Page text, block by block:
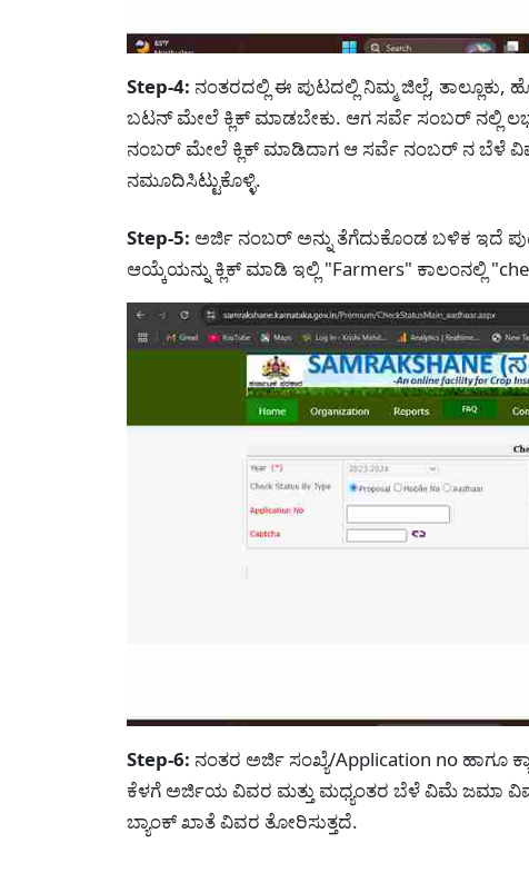
Step-4: ನಂತರದಲ್ಲಿ ಈ ಪುಟದಲ್ಲಿ ನಿಮ್ಮ ಜಿಲ್ಲೆ,
ಬಟನ್ ಮೇಲೆ ಕ್ಲಿಕ್ ಮಾಡಬೇಕು. ಆಗ ಸರ್ವೆ ಸಂಬರ್ ನಲ್ಲಿ
ನಂಬರ್ ಮೇಲೆ ಕ್ಲಿಕ್ ಮಾಡಿದಾಗ ಆ ಸರ್ವೆ ನಂಬರ್ ನ ಬೆಳೆ
ನಮೂದಿಸಿಟ್ಟುಕೊಳ್ಳಿ.
Step-5: ಅರ್ಜಿ ನಂಬರ್ ಅನ್ನು ತೆಗೆದುಕೊಂಡ ಬಳಿಕ ಇದೆ
ಆಯ್ಕೆಯನ್ನು ಕ್ಲಿಕ್ ಮಾಡಿ ಇಲ್ಲಿ "Farmers" ಕಾಲಂನಲ್ಲಿ
Step-6: ನಂತರ ಅರ್ಜಿ ಸಂಖ್ಯೆ/Application no ಹಾಗೂ
ಕೆಳಗೆ ಅರ್ಜಿಯ ವಿವರ ಮತ್ತು ಮಧ್ಯಂತರ ಬೆಳೆ ವಿಮೆ ಜಮಾ
ಬ್ಯಾಂಕ್ ಖಾತೆ ವಿವರ ತೋರಿಸುತ್ತದೆ.